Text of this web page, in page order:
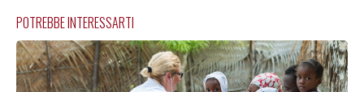
POTREBBE INTERESSARTI